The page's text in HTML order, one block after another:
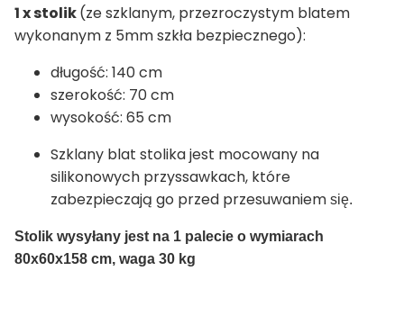
1 x stolik(ze szklanym, przezroczystym blatem
wykonanym z 5mm szkła bezpiecznego):
długość: 140 cm
szerokość: 70 cm
wysokość: 65 cm
Szklany blat stolika jest mocowany na
silikonowych przyssawkach, które
zabezpieczają go przed przesuwaniem się.
Stolik wysyłany jest na 1 palecie o wymiarach
80x60x158 cm, waga 30 kg